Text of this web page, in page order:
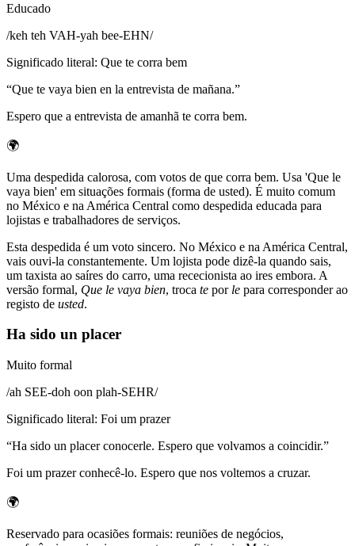
Educado
/keh teh VAH-yah bee-EHN/
Significado literal: Que te corra bem
“Que te vaya bien en la entrevista de mañana.”
Espero que a entrevista de amanhã te corra bem.
🌍
Uma despedida calorosa, com votos de que corra bem. Usa 'Que le
vaya bien' em situações formais (forma de usted). É muito comum
no México e na América Central como despedida educada para
lojistas e trabalhadores de serviços.
Esta despedida é um voto sincero. No México e na América Central,
vais ouvi-la constantemente. Um lojista pode dizê-la quando sais,
um taxista ao saíres do carro, uma rececionista ao ires embora. A
versão formal, Que le vaya bien, troca te por le para corresponder ao
registo de usted.
Ha sido un placer
Muito formal
/ah SEE-doh oon plah-SEHR/
Significado literal: Foi um prazer
“Ha sido un placer conocerle. Espero que volvamos a coincidir.”
Foi um prazer conhecê-lo. Espero que nos voltemos a cruzar.
🌍
Reservado para ocasiões formais: reuniões de negócios,